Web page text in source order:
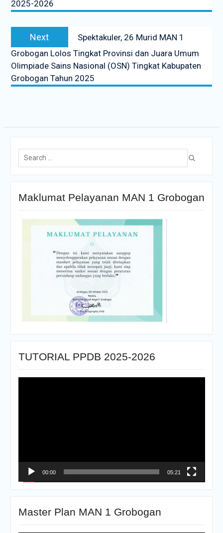
2025-2026
Next
Spektakuler, 26 Murid MAN 1
Grobogan Lolos Tingkat Provinsi dan Juara Umum
Olimpiade Sains Nasional (OSN) Tingkat Kabupaten
Grobogan Tahun 2025
Maklumat Pelayanan MAN 1 Grobogan
TUTORIAL PPDB 2025-2026
00:00 05:21
Master Plan MAN 1 Grobogan